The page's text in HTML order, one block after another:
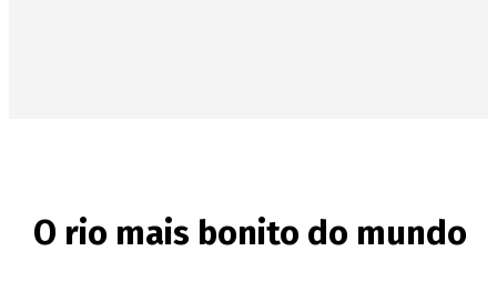
O rio mais bonito do mundo